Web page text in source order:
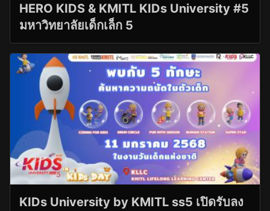
HERO KIDS & KMITL KIDs University #5
มหาวิทยาลัยเด็กเล็ก 5
KIDs University by KMITL ss5 เปิดรับลง